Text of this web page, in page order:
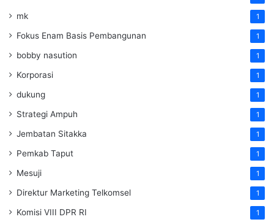
mk 1
Fokus Enam Basis Pembangunan 1
bobby nasution 1
Korporasi 1
dukung 1
Strategi Ampuh 1
Jembatan Sitakka 1
Pemkab Taput 1
Mesuji 1
Direktur Marketing Telkomsel 1
Komisi VIII DPR RI 1